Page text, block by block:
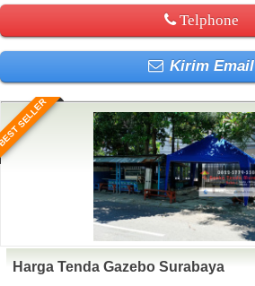
Telphone
Kirim Email
SELLER
Harga Tenda Gazebo Surabaya